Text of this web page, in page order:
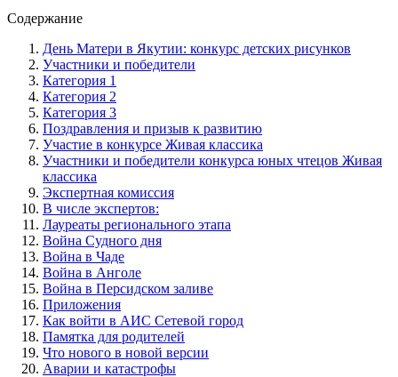
Содержание
День Матери в Якутии: конкурс детских рисунков
Участники и победители
Категория 1
Категория 2
Категория 3
Поздравления и призыв к развитию
Участие в конкурсе Живая классика
Участники и победители конкурса юных чтецов Живая
классика
Экспертная комиссия
В числе экспертов:
Лауреаты регионального этапа
Война Судного дня
Война в Чаде
Война в Анголе
Война в Персидском заливе
Приложения
Как войти в АИС Сетевой город
Памятка для родителей
Что нового в новой версии
Аварии и катастрофы